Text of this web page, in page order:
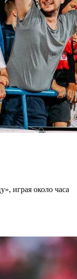
играя около часа